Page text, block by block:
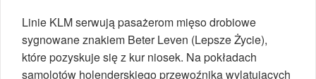
Linie KLM serwują pasażerom mięso drobiowe
sygnowane znakiem Beter Leven (Lepsze Życie),
które pozyskuje się z kur niosek. Na pokładach
samolotów holenderskiego przewoźnika wylatujących